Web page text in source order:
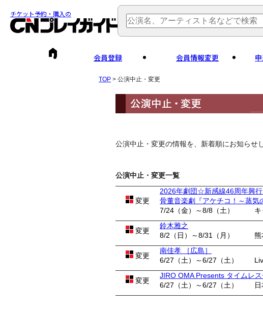
チケット予約・購入の
会員登録 会員情報変更
TOP > 公演中止・変更
公演中止・変更の情報を、新着順にお知らせ
公演中止・変更一覧
変更
2026年劇団☆新感線46周年興
骨董音楽劇『アケチコ！～蒸気
7/24（金）～8/8（土）
変更
鈴木雅之
8/2（日）～8/31（月） 熊
変更
南佳孝 ［広島］
6/27（土）～6/27（土）
変更
JIRO OMA Presents タイムレ
6/27（土）～6/27（土）